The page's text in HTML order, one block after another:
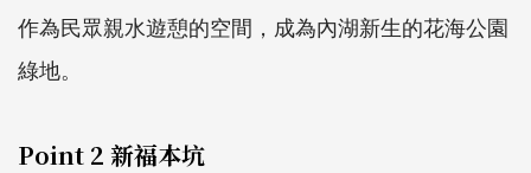
作為民眾親水遊憩的空間，成為內湖新生的花海公園
綠地。
Point 2 新福本坑